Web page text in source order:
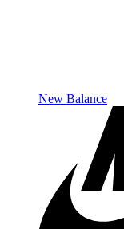
New Balance